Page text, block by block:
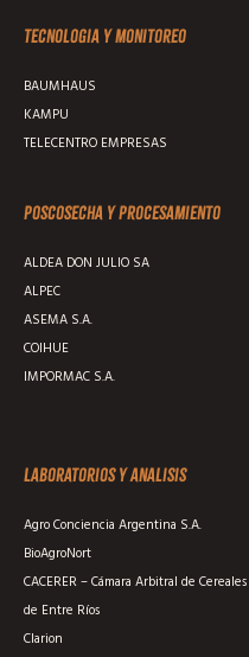
Tecnologia y monitoreo
BAUMHAUS
KAMPU
TELECENTRO EMPRESAS
Poscosecha y procesamiento
ALDEA DON JULIO SA
ALPEC
ASEMA S.A.
COIHUE
IMPORMAC S.A.
Laboratorios y analisis
Agro Conciencia Argentina S.A.
BioAgroNort
CACERER – Cámara Arbitral de Cereales
de Entre Ríos
Clarion